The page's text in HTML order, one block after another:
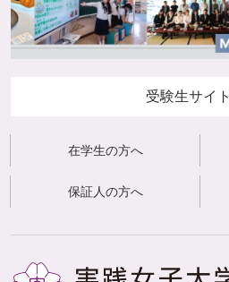
受験生サイト
在学生の方へ
保証人の方へ